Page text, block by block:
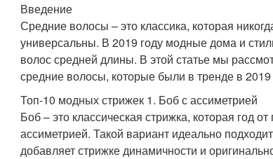
Введение
Средние волосы – это классика, которая
универсальны. В 2019 году модные дома и
волос средней длины. В этой статье мы
средние волосы, которые были в тренде в 2019
Топ-10 модных стрижек 1. Боб с ассиметрией
Боб – это классическая стрижка, которая год
ассиметрией. Такой вариант идеально
добавляет стрижке динамичности и